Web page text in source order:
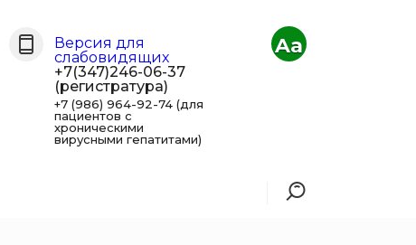
Версия для
слабовидящих
+7(347)246-06-37
(регистратура)
+7 (986) 964-92-74 (для
пациентов с
хроническими
вирусными гепатитами)
Aa